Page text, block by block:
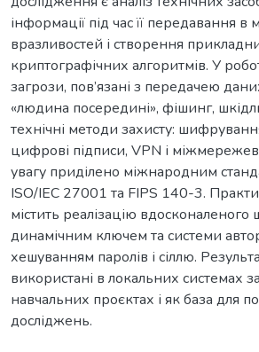
інформації під час її передавання
вразливостей і створення
криптографічних алгоритмів. У
загрози, пов’язані з передачею
«людина посередині», фішинг,
технічні методи захисту:
цифрові підписи, VPN і
увагу приділено міжнародним
ISO/IEC 27001 та FIPS 140-3.
містить реалізацію
динамічним ключем та системи
хешуванням паролів і сіллю.
використані в локальних системах
навчальних проєктах і як база для
досліджень.